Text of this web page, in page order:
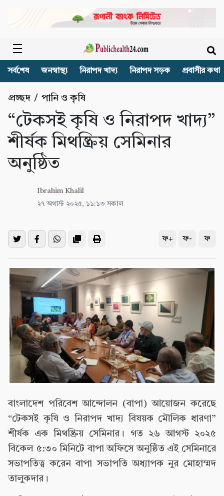
সর্বশেষ জনস্বাস্থ্য নিরাপদ খাদ্য নিরাপদ সড়ক প্রবাসীর কথা
প্রচ্ছদ / পানি ও কৃষি
“টেকসই কৃষি ও নিরাপদ খাদ্য”
শীর্ষক মিথষ্ক্রিয় সেমিনার
অনুষ্ঠিত
Ibrahim Khalil
২৭ অগাস্ট ২০২৫, ১১:১৩ সকাল
ফ+ ফ- ফ
বাংলাদেশ পরিবেশ আন্দোলন (বাপা) আয়োজন করেছে
“টেকসই কৃষি ও নিরাপদ খাদ্য বিষয়ক মৌলিক ধারণা”
শীর্ষক এক মিথষ্ক্রিয় সেমিনার। গত ২৬ আগস্ট ২০২৫
বিকেল ৫:৩০ মিনিটে বাপা অফিসে অনুষ্ঠিত এই সেমিনারে
সভাপতিত্ব করেন বাপা সভাপতি অধ্যাপক নুর মোহাম্মদ
তালুকদার।